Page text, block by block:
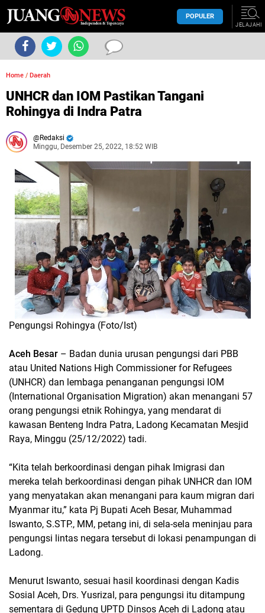
POPULER
JELAJAHI
Home / Daerah
UNHCR dan IOM Pastikan Tangani
Rohingya di Indra Patra
Redaksi
Minggu, Desember 25, 2022, 18:52 WIB
Pengungsi Rohingya (Foto/Ist)
Aceh Besar – Badan dunia urusan pengungsi dari PBB
atau United Nations High Commissioner for Refugees
(UNHCR) dan lembaga penanganan pengungsi IOM
(International Organisation Migration) akan menangani 57
orang pengungsi etnik Rohingya, yang mendarat di
kawasan Benteng Indra Patra, Ladong Kecamatan Mesjid
Raya, Minggu (25/12/2022) tadi.
“Kita telah berkoordinasi dengan pihak Imigrasi dan
mereka telah berkoordinasi dengan pihak UNHCR dan IOM
yang menyatakan akan menangani para kaum migran dari
Myanmar itu,” kata Pj Bupati Aceh Besar, Muhammad
Iswanto, S.STP., MM, petang ini, di sela-sela meninjau para
pengungsi lintas negara tersebut di lokasi penampungan di
Ladong.
Menurut Iswanto, sesuai hasil koordinasi dengan Kadis
Sosial Aceh, Drs. Yusrizal, para pengungsi itu ditampung
sementara di Gedung UPTD Dinsos Aceh di Ladong atau